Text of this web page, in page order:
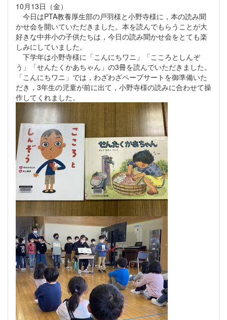
10月13日（金）
今日はPTA教養厚生部の戸羽様と小野寺様に，本の読み聞
かせ会を開いていただきました。本を読んでもらうことが大
好きな中井小の子供たちは，今日の読み聞かせ会をとても楽
しみにしていました。
下学年は小野寺様に「こんにちワニ」「こころとしんぞ
う」「せんたくかあちゃん」の3冊を読んでいただきました。
「こんにちワニ」では，わざわざペープサートを御準備いた
だき，3年生の児童が前に出て，小野寺様の読みに合わせて操
作してくれました。